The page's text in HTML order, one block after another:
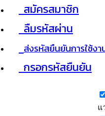
สมัครสมาชิก
ลืมรหัสผ่าน
ส่งรหัสยืนยันการใช้งา
กรอกรหัสยืนยัน
แ